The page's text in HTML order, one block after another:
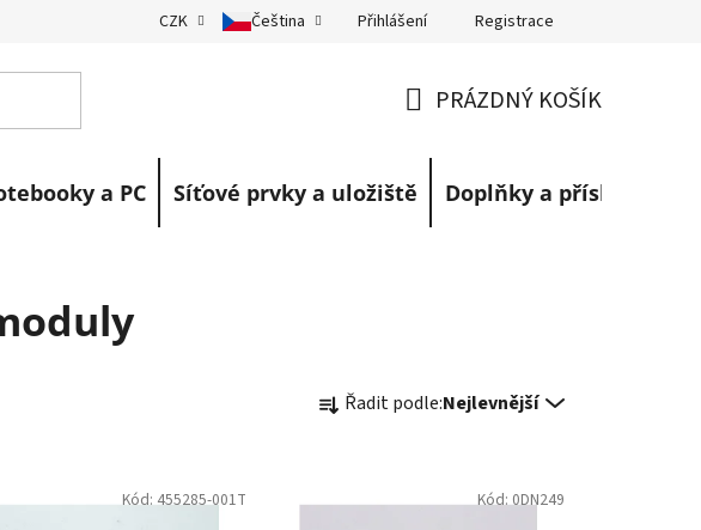
Reklamace Obchodní podmínky Blog
CZK Čeština Přihlášení Registrace
KOŠÍK
PRÁZDNÝ KOŠÍK
a PC Síťové prvky a uložiště Doplňky a příslušenství
a
n
Řadit podle:Nejlevnější
Kód:455285-001T Kód:0DN249